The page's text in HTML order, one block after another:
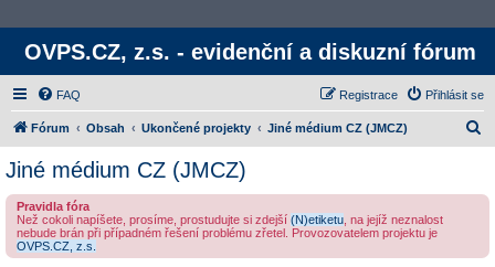
OVPS.CZ, z.s. - evidenční a diskuzní fórum
FAQ Přihlásit se
Registrace
Fórum Obsah Ukončené projekty Jiné médium CZ (JMCZ)
t
Jiné médium CZ (JMCZ)
Pravidla fóra
Než cokoli napíšete, prosíme, prostudujte si zdejší (N)etiketu , na jejíž neznalost
nebude brán při případném řešení problému zřetel. Provozovatelem projektu je
OVPS.CZ, z.s.